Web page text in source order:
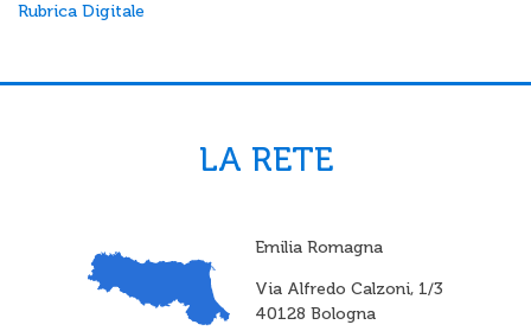
Rubrica Digitale
LA RETE
Emilia Romagna
Via Alfredo Calzoni, 1/3
40128 Bologna